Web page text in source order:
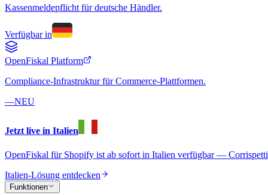
Kassenmeldepflicht für deutsche Händler.
Verfügbar in
OpenFiskal Platform
Compliance-Infrastruktur für Commerce-Plattformen.
—NEU
Jetzt live in Italien
OpenFiskal für Shopify ist ab sofort in Italien verfügbar —
Italien-Lösung entdecken
Funktionen